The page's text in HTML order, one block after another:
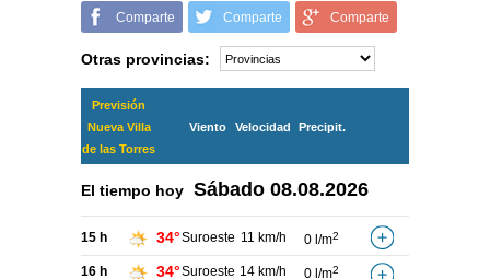
Comparte Comparte Comparte
Otras provincias:
Previsión
Nueva Villa
de las Torres
Viento Velocidad Precipit.
El tiempo hoy Sábado 08.08.2026
15 h 34°Suroeste 11 km/h 0 l/m2
16 h 34°Suroeste 14 km/h 0 l/m2